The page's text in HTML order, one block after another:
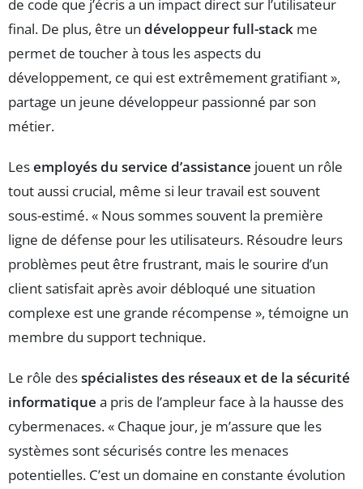
de code que j’écris a un impact direct sur l’utilisateur
final. De plus, être un développeur full-stack me
permet de toucher à tous les aspects du
développement, ce qui est extrêmement gratifiant »,
partage un jeune développeur passionné par son
métier.
Lesemployés du service d’assistance jouent un rôle
tout aussi crucial, même si leur travail est souvent
sous-estimé. « Nous sommes souvent la première
ligne de défense pour les utilisateurs. Résoudre leurs
problèmes peut être frustrant, mais le sourire d’un
client satisfait après avoir débloqué une situation
complexe est une grande récompense », témoigne un
membre du support technique.
Le rôle desspécialistes des réseaux et de la sécurité
informatique a pris de l’ampleur face à la hausse des
cybermenaces. « Chaque jour, je m’assure que les
systèmes sont sécurisés contre les menaces
potentielles. C’est un domaine en constante évolution